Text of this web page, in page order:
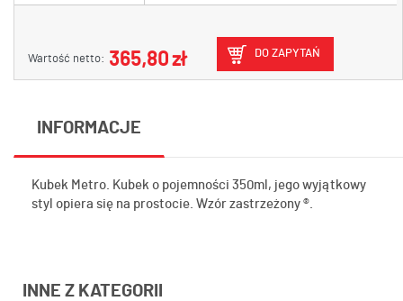
Wartość netto: 365,80 zł DO ZAPYTAŃ
INFORMACJE
Kubek Metro. Kubek o pojemności 350ml, jego wyjątkowy
styl opiera się na prostocie. Wzór zastrzeżony ®.
INNE Z KATEGORII